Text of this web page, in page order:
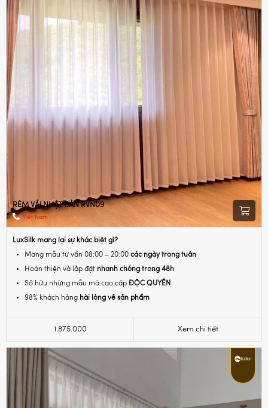
RÈM VẢI NHẬT BẢN RVN09
Việt Nam
LuxSilk mang lại sự khác biệt gì?
Mang mẫu tư vấn 08:00 – 20:00 các ngày trong tuần
Hoàn thiện và lắp đặt nhanh chóng trong 48h
Sở hữu những mẫu mã cao cấp ĐỘC QUYỀN
98% khách hàng hài lòng về sản phẩm
1.875.000 Xem chi tiết